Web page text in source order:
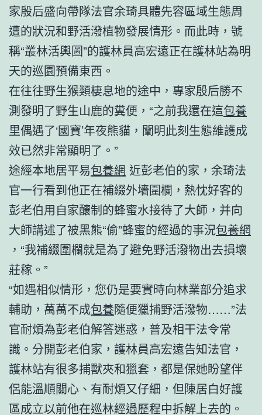
家殷后盛向帶隊法官余琦具體先容區域生態周
遭的狀況和野活潑植物發展情形。而此時，號
稱“叢林活輿圖”的護林員高宏遠正在護林站為明
天的巡園預備東西。
在往往野生猴類棲息地的途中，專家殷后勝不
測發明了野生山鹿的糞便，“之前我還在這包養
里偶遇了‘國寶’年夜熊貓，闡明此刻生態維護成
效已然非常顯明了。”
途經本地居平易包養網 近彭老伯的家，余琦法
官一行看到他正在補綴外墻圍欄，熱忱好客的
彭老伯用自家釀制的蜂蜜水接待了大師，并向
大師講述了被黑熊“偷”蜂蜜的經過的事況包養網
，“我補綴圍欄就是為了避免野活潑物出去損壞
莊稼。”
“如遇相似情形，您仍是要實時向林業部分追求
輔助，萬萬不成包養隨便獵捕野活潑物……”法
官耐煩為彭老伯解答迷惑，普及相干法令常
識。分開彭老伯家，護林員高宏遠告知法官，
護林站有很多捕獸夾和獵套，都是保她盼望伴
侶能溫順關心、有耐煩又仔細，但陳居白好護
區成立以前他在巡林經過歷程中拆解上去的。